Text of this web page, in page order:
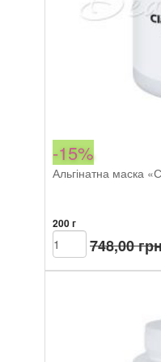
-15%
Альгінатна маска
200 г
748,00
Beautyhall
ALGO
peel